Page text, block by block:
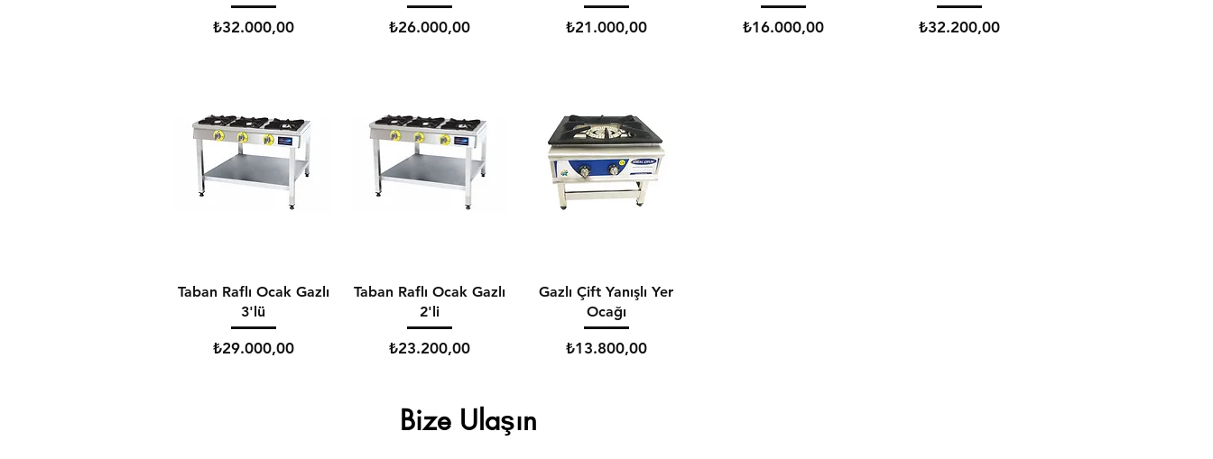
Fiyat
₺32.000,00 Fiyat
₺26.000,00 Fiyat
₺21.000,00 Fiyat
₺16.000,00 Fiyat
₺32.200,00
Taban Raflı Ocak Gazlı
3'lü
Fiyat
₺29.000,00
Taban Raflı Ocak Gazlı
2'li
Fiyat
₺23.200,00
Gazlı Çift Yanışlı Yer
Ocağı
Fiyat
₺13.800,00
Bize Ulaşın